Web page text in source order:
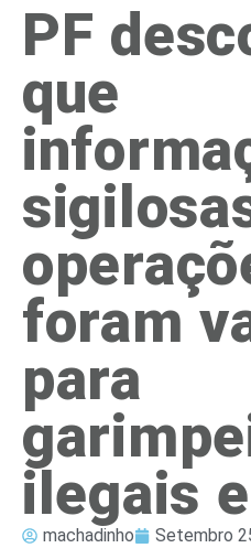
PF
que
foram
para
ilegais
machadinho Setembro